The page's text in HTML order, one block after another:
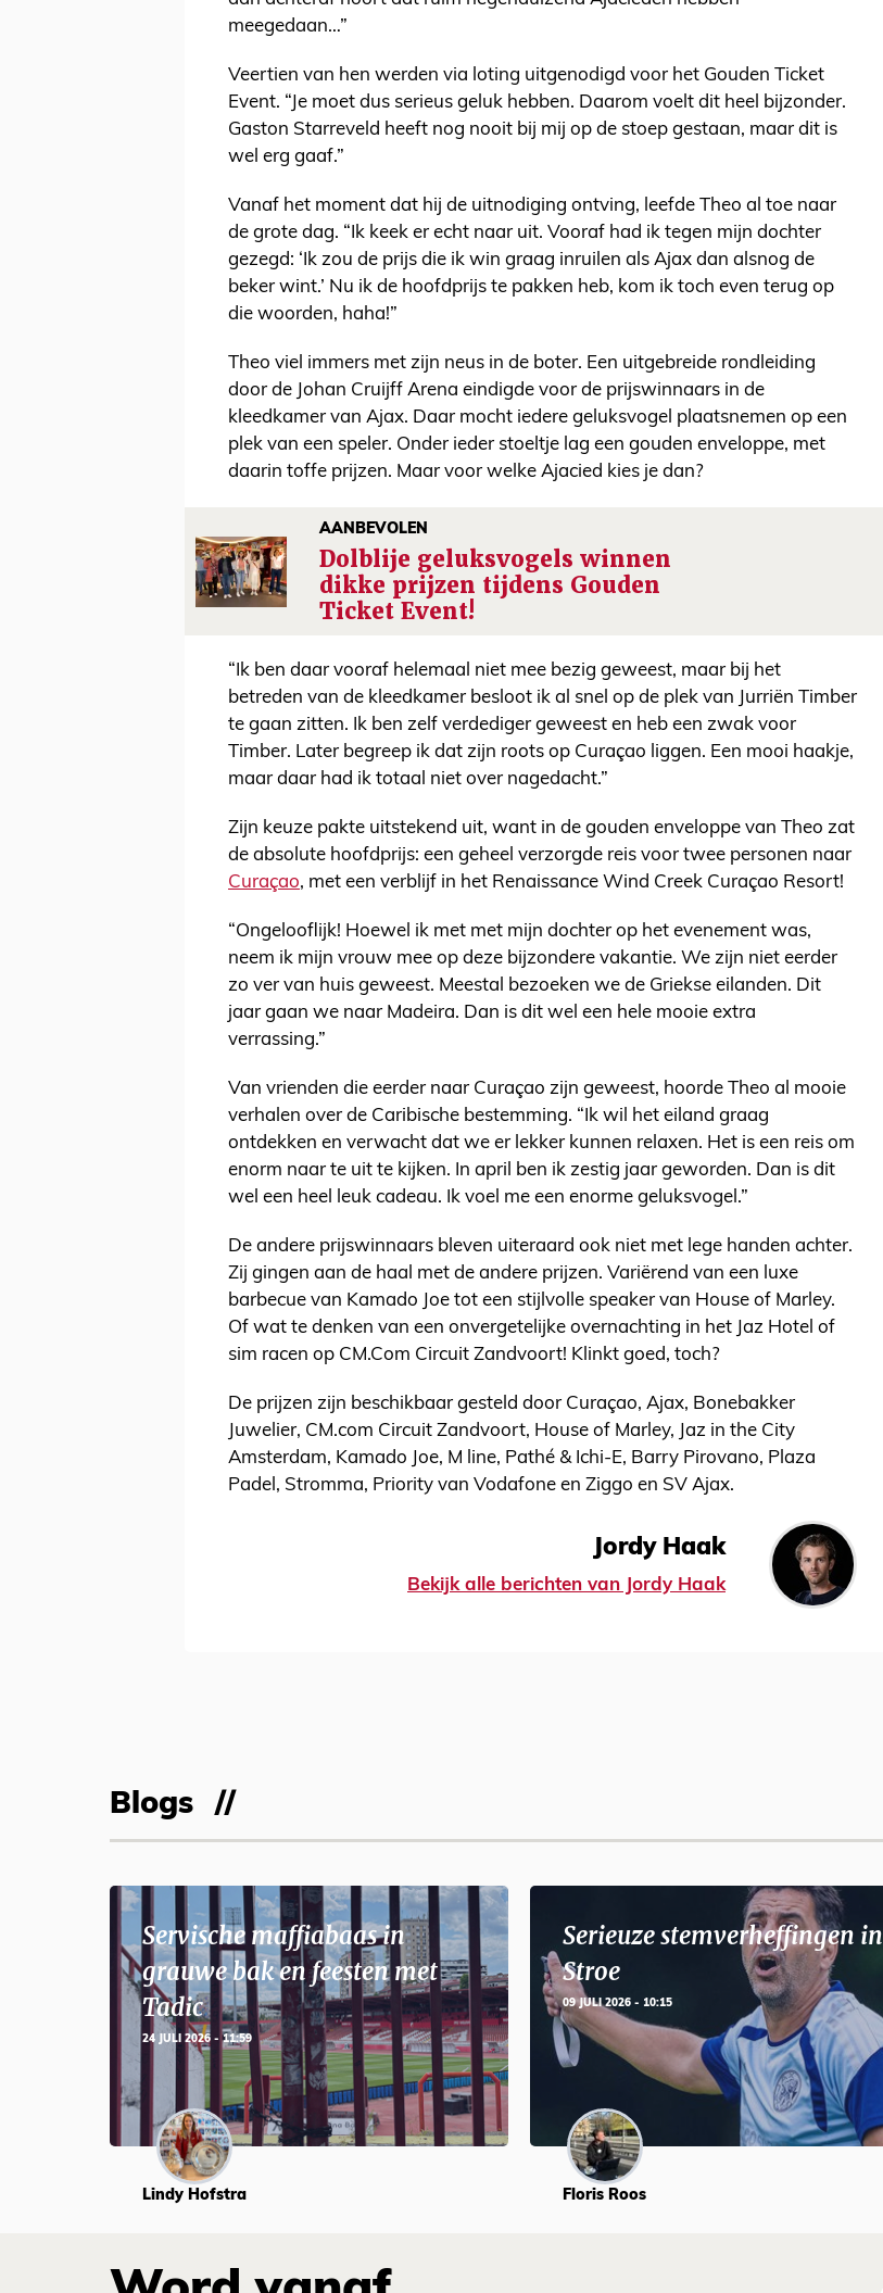
meegedaan…”
Veertien van hen werden via loting uitgenodigd voor het Gouden Ticket
Event. “Je moet dus serieus geluk hebben. Daarom voelt dit heel bijzonder.
Gaston Starreveld heeft nog nooit bij mij op de stoep gestaan, maar dit is
wel erg gaaf.”
Vanaf het moment dat hij de uitnodiging ontving, leefde Theo al toe naar
de grote dag. “Ik keek er echt naar uit. Vooraf had ik tegen mijn dochter
gezegd: ‘Ik zou de prijs die ik win graag inruilen als Ajax dan alsnog de
beker wint.’ Nu ik de hoofdprijs te pakken heb, kom ik toch even terug op
die woorden, haha!”
Theo viel immers met zijn neus in de boter. Een uitgebreide rondleiding
door de Johan Cruijff Arena eindigde voor de prijswinnaars in de
kleedkamer van Ajax. Daar mocht iedere geluksvogel plaatsnemen op een
plek van een speler. Onder ieder stoeltje lag een gouden enveloppe, met
daarin toffe prijzen. Maar voor welke Ajacied kies je dan?
AANBEVOLEN
Dolblije geluksvogels winnen
dikke prijzen tijdens Gouden
Ticket Event!
“Ik ben daar vooraf helemaal niet mee bezig geweest, maar bij het
betreden van de kleedkamer besloot ik al snel op de plek van Jurriën Timber
te gaan zitten. Ik ben zelf verdediger geweest en heb een zwak voor
Timber. Later begreep ik dat zijn roots op Curaçao liggen. Een mooi haakje,
maar daar had ik totaal niet over nagedacht.”
Zijn keuze pakte uitstekend uit, want in de gouden enveloppe van Theo zat
de absolute hoofdprijs: een geheel verzorgde reis voor twee personen naar
Curaçao, met een verblijf in het Renaissance Wind Creek Curaçao Resort!
“Ongelooflijk! Hoewel ik met met mijn dochter op het evenement was,
neem ik mijn vrouw mee op deze bijzondere vakantie. We zijn niet eerder
zo ver van huis geweest. Meestal bezoeken we de Griekse eilanden. Dit
jaar gaan we naar Madeira. Dan is dit wel een hele mooie extra
verrassing.”
Van vrienden die eerder naar Curaçao zijn geweest, hoorde Theo al mooie
verhalen over de Caribische bestemming. “Ik wil het eiland graag
ontdekken en verwacht dat we er lekker kunnen relaxen. Het is een reis om
enorm naar te uit te kijken. In april ben ik zestig jaar geworden. Dan is dit
wel een heel leuk cadeau. Ik voel me een enorme geluksvogel.”
De andere prijswinnaars bleven uiteraard ook niet met lege handen achter.
Zij gingen aan de haal met de andere prijzen. Variërend van een luxe
barbecue van Kamado Joe tot een stijlvolle speaker van House of Marley.
Of wat te denken van een onvergetelijke overnachting in het Jaz Hotel of
sim racen op CM.Com Circuit Zandvoort! Klinkt goed, toch?
De prijzen zijn beschikbaar gesteld door Curaçao, Ajax, Bonebakker
Juwelier, CM.com Circuit Zandvoort, House of Marley, Jaz in the City
Amsterdam, Kamado Joe, M line, Pathé & Ichi-E, Barry Pirovano, Plaza
Padel, Stromma, Priority van Vodafone en Ziggo en SV Ajax.
Jordy Haak
Bekijk alle berichten van Jordy Haak
Blogs
Servische maffiabaas in
grauwe bak en feesten met
Tadic
24 JULI 2026 - 11:59
Lindy Hofstra
Serieuze stemverheffingen in
Stroe
09 JULI 2026 - 10:15
Floris Roos